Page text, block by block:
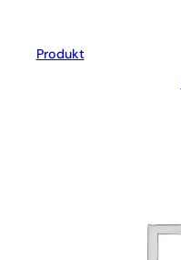
Produkt